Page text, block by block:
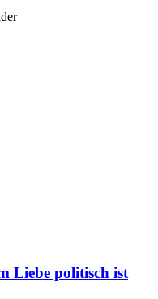
Liebe politisch ist